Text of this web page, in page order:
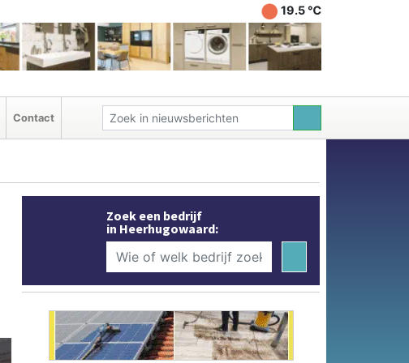
19.5 ℃
Contact
Zoek een bedrijf
in Heerhugowaard: